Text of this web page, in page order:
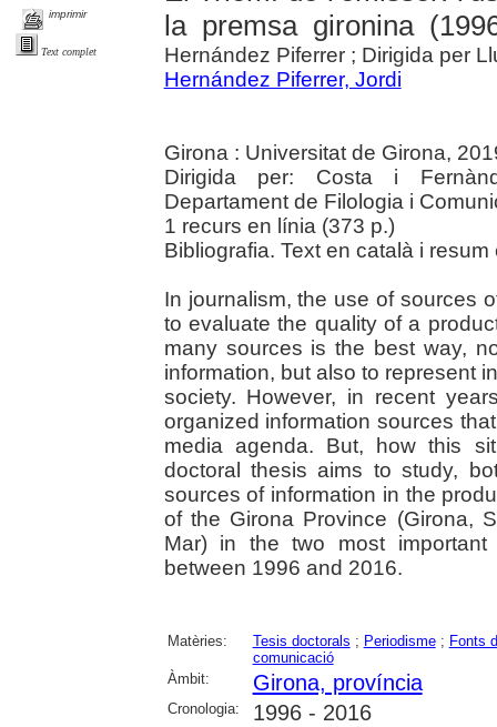
imprimir
Text complet
la premsa gironina
Hernández Piferrer ; Dirigida per
Hernández Piferrer, Jordi
Girona : Universitat de Girona,
Dirigida per: Costa i
Departament de Filologia i
1 recurs en línia (373 p.)
Bibliografia. Text en català i
In journalism, the use of sources
to evaluate the quality of a
many sources is the best way,
information, but also to represent
society. However, in recent
organized information sources
media agenda. But, how this
doctoral thesis aims to study,
sources of information in the
of the Girona Province (Girona,
Mar) in the two most
between 1996 and 2016.
Matèries: Tesis doctorals ; Periodisme; Fonts
comunicació
Àmbit:
Girona, província
Cronologia: 1996 - 2016